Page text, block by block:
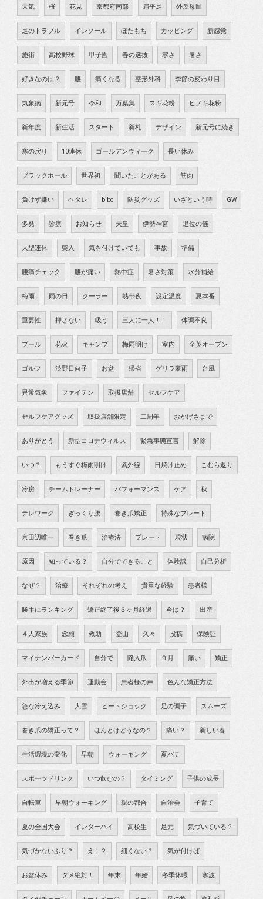
天気 桜 花見 京都府南部 扁平足 外反母趾
足のトラブル インソール ぼたもち カッピング 新感覚
施術 高校野球 甲子園 春の選抜 寒さ 暑さ
好きなのは？ 腰 痛くなる 整形外科 季節の変わり目
気象病 新元号 令和 万葉集 スギ花粉 ヒノキ花粉
新年度 新生活 スタート 新札 デザイン 新元号に続き
寒の戻り 10連休 ゴールデンウィーク 長い休み
ブラックホール 世界初 聞いたことがある 筋肉
負けず嫌い ヘタレ bibo 防災グッズ いざという時 GW
多発 診療 お知らせ 天皇 伊勢神宮 退位の儀
大型連休 突入 気を付けていても 事故 準備
腰痛チェック 腰が痛い 熱中症 暑さ対策 水分補給
梅雨 雨の日 クーラー 熱帯夜 設定温度 夏本番
重要性 押さない 吸う 三人に一人！！ 体調不良
プール 花火 キャンプ 梅雨明け 室内 全英オープン
ゴルフ 渋野日向子 お盆 帰省 ゲリラ豪雨 台風
異常気象 ファイテン 取扱店舗 セルフケア
セルフケアグッズ 取扱店舗限定 二周年 おかげさまで
ありがとう 新型コロナウィルス 緊急事態宣言 解除
いつ？ もうすぐ梅雨明け 紫外線 日焼け止め こむら返り
冷房 チームトレーナー パフォーマンス ケア 秋
テレワーク ぎっくり腰 巻き爪矯正 特殊なプレート
京田辺唯一 巻き爪 治療法 プレート 現状 病院
原因 知っている？ 自分でできること 体験談 自己分析
なぜ？ 治療 それぞれの考え 貴重な経験 患者様
勝手にランキング 矯正終了後６ヶ月経過 今は？ 出産
４人家族 念願 救助 登山 久々 投稿 保険証
マイナンバーカード 自分で 陥入爪 ９月 痛い 矯正
外出が増える季節 運動会 患者様の声 色んな矯正方法
急な冷え込み 大雪 ヒートショック 足の調子 スムーズ
巻き爪の矯正って？ ほんとはどうなの？ 痛い？ 新しい春
生活環境の変化 早朝 ウォーキング 夏バテ
スポーツドリンク いつ飲むの？ タイミング 子供の成長
自転車 早朝ウォーキング 親の都合 自治会 子育て
夏の全国大会 インターハイ 高校生 足元 気づいている？
気づかないふり？ え！？ 細くない？ 気が付けば
お盆休み ダメ絶対！ 年末 年始 冬季休暇 寒波